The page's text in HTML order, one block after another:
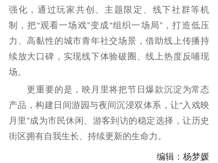
强化，通过玩家共创、主题限定、线下社群等机
制，把“观看一场戏”变成“组织一场局”，打造低压
力、高黏性的城市青年社交场景，借助线上传播持
续放大口碑，实现线下体验破圈、线上热度反哺现
场。
更重要的是，映月里将把节日爆款沉淀为常态
产品，构建日间游园与夜间沉浸双体系，让“入戏映
月里”成为市民休闲、游客到访的稳定选择，让历史
街区拥有自我生长、持续更新的生命力。
编辑：杨梦媛